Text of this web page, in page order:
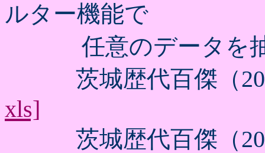
ルター機能で
任意のデータを抽
茨城歴代百傑（
xls]
茨城歴代百傑（